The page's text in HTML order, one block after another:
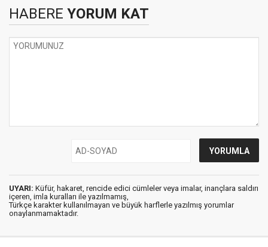
HABERE YORUM KAT
UYARI: Küfür, hakaret, rencide edici cümleler veya imalar, inançlara saldırı
içeren, imla kuralları ile yazılmamış,
Türkçe karakter kullanılmayan ve büyük harflerle yazılmış yorumlar
onaylanmamaktadır.